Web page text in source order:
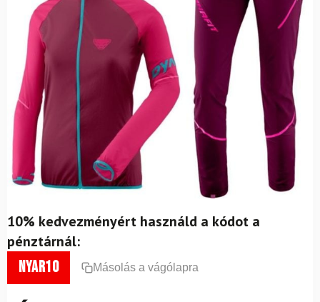
10% kedvezményért használd a kódot a
pénztárnál:
nyar10 Másolás a vágólapra